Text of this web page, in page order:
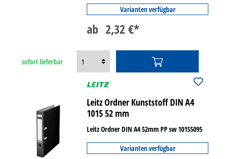
Varianten verfügbar
ab 2,32 €*
sofort lieferbar
Leitz Ordner Kunststoff DIN A4
1015 52 mm
Leitz Ordner DIN A4 52mm PP sw 10155095
Varianten verfügbar